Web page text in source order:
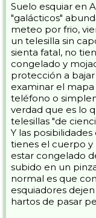
Suelo esquiar en
"galácticos"
meteo por frio,
un telesilla sin
sienta fatal, no
congelado y
protección a
examinar el
teléfono o
verdad que es lo
telesillas "de
Y las
tienes el cuerpo y
estar congelado
subido en un
normal es que
esquiadores
hartos de pasar